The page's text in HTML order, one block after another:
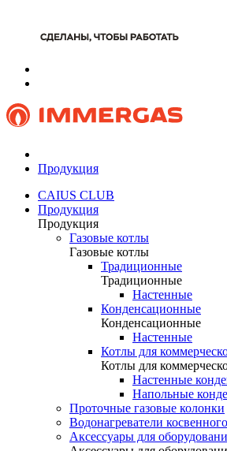
Продукция
CAIUS CLUB
Продукция
Продукция
Газовые котлы
Газовые котлы
Традиционные
Традиционные
Настенные
Конденсационные
Конденсационные
Настенные
Котлы для
Котлы для
Настенные
Напольные
Проточные газовые колонки
Водонагреватели
Аксессуары для